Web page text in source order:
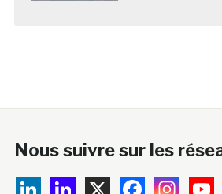
Nous suivre sur les